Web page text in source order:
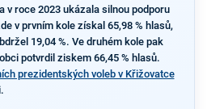
v roce 2023 ukázala silnou podporu
v prvním kole získal 65,98 % hlasů,
19,04 %. Ve druhém kole pak
potvrdil ziskem 66,45 % hlasů.
prezidentských voleb v Křižovatce